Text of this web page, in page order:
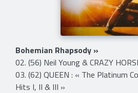
Bohemian Rhapsody »
02. (56) Neil Young & CRAZY
03. (62) QUEEN : « The Platinum
Hits I, II & III »